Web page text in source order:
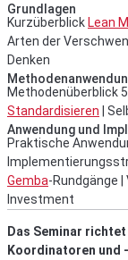
Grundlagen
Kurzüberblick Lean
Arten der
Denken
Methodenüberblick
Standardisieren |
Anwendung und
Praktische
Gemba-Rundgänge
Investment
Das Seminar richtet
Koordinatoren und